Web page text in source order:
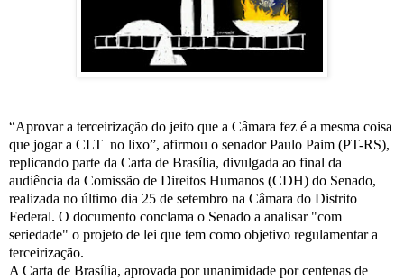
“Aprovar a terceirização do jeito que a Câmara fez é a mesma coisa
que jogar a CLT no lixo”, afirmou o senador Paulo Paim (PT-RS),
replicando parte da Carta de Brasília, divulgada ao final da
audiência da Comissão de Direitos Humanos (CDH) do Senado,
realizada no último dia 25 de setembro na Câmara do Distrito
Federal. O documento conclama o Senado a analisar "com
seriedade" o projeto de lei que tem como objetivo regulamentar a
terceirização.
A Carta de Brasília, aprovada por unanimidade por centenas de